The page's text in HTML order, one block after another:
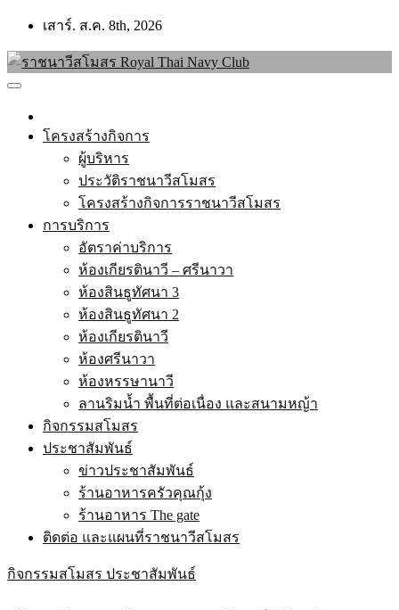
Skip
content
เสาร์. ส.ค. 8th, 2026
โครงสร้างกิจการ
ผู้บริหาร
ประวัติราชนาวีสโมสร
โครงสร้างกิจการราชนาวีสโมสร
การบริการ
อัตราค่าบริการ
ห้องเกียรตินาวี – ศรีนาวา
ห้องสินธูทัศนา 3
ห้องสินธูทัศนา 2
ห้องเกียรตินาวี
ห้องศรีนาวา
ห้องหรรษานาวี
ลานริมน้ำ พื้นที่ต่อเนื่อง และสนามหญ้า
กิจกรรมสโมสร
ประชาสัมพันธ์
ข่าวประชาสัมพันธ์
ร้านอาหารครัวคุณกุ้ง
ร้านอาหาร The gate
ติดต่อ และแผนที่ราชนาวีสโมสร
กิจกรรมสโมสร ประชาสัมพันธ์